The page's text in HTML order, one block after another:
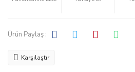
Ürün Paylaş :
Karşılaştır